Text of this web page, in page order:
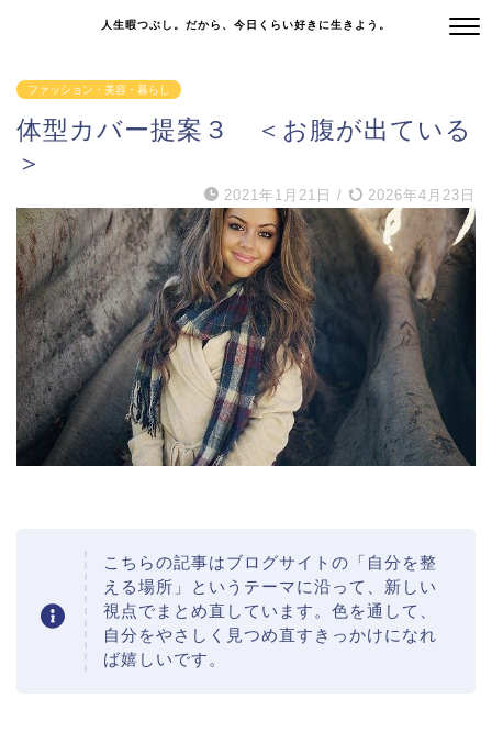
人生暇つぶし。だから、今日くらい好きに生きよう。
ファッション・美容・暮らし
体型カバー提案３ ＜お腹が出ている
＞
2021年1月21日 / 2026年4月23日
こちらの記事はブログサイトの「自分を整
える場所」というテーマに沿って、新しい
視点でまとめ直しています。色を通して、
自分をやさしく見つめ直すきっかけになれ
ば嬉しいです。